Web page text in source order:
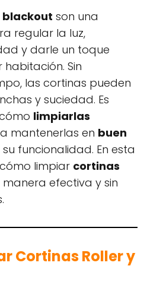
blackout son una
regular la luz,
y darle un toque
Sin
las cortinas pueden
y suciedad. Es
limpiarlas
mantenerlas en buen
funcionalidad. En esta
limpiar cortinas
efectiva y sin
Cortinas Roller y